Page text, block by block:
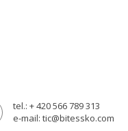
tel.: + 420 566 789 313
e-mail: tic@bitessko.com